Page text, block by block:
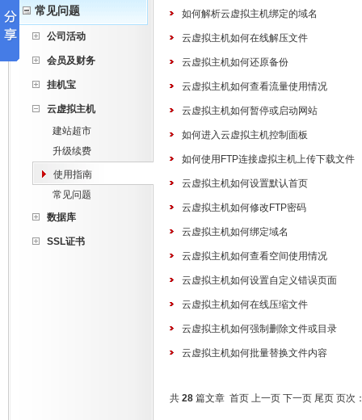
常见问题
公司活动
会员及财务
挂机宝
云虚拟主机
建站超市
升级续费
使用指南
常见问题
数据库
SSL证书
如何解析云虚拟主机绑定的域名
云虚拟主机如何在线解压文件
云虚拟主机如何还原备份
云虚拟主机如何查看流量使用情况
云虚拟主机如何暂停或启动网站
如何进入云虚拟主机控制面板
如何使用FTP连接虚拟主机上传下载文件
云虚拟主机如何设置默认首页
云虚拟主机如何修改FTP密码
云虚拟主机如何绑定域名
云虚拟主机如何查看空间使用情况
云虚拟主机如何设置自定义错误页面
云虚拟主机如何在线压缩文件
云虚拟主机如何强制删除文件或目录
云虚拟主机如何批量替换文件内容
共 28 篇文章 首页 上一页 下一页 尾页 页次